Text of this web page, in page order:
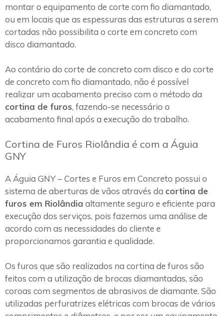
montar o equipamento de corte com fio diamantado,
ou em locais que as espessuras das estruturas a serem
cortadas não possibilita o corte em concreto com
disco diamantado.
Ao contário do corte de concreto com disco e do corte
de concreto com fio diamantado, não é possível
realizar um acabamento preciso com o método da
cortina de furos, fazendo-se necessário o
acabamento final após a execução do trabalho.
Cortina de Furos Riolândia é com a Águia
GNY
A Águia GNY – Cortes e Furos em Concreto possui o
sistema de aberturas de vãos através da cortina de
furos em Riolândia altamente seguro e eficiente para
execução dos serviços, pois fazemos uma análise de
acordo com as necessidades do cliente e
proporcionamos garantia e qualidade.
Os furos que são realizados na cortina de furos são
feitos com a utilização de brocas diamantadas, são
coroas com segmentos de abrasivos de diamante. São
utilizadas perfuratrizes elétricas com brocas de vários